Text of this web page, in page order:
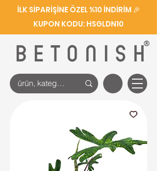
BETONISH
®
İLK SİPARİŞİNE ÖZEL %10 İNDİRİM 🎉
KUPON KODU: HSGLDN10